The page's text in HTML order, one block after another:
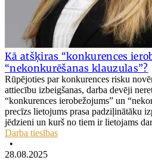
Kā atšķiras “konkurences
“nekonkurēšanas klauzulas”?
Rūpējoties par konkurences risku
attiecību izbeigšanas, darba devēji
“konkurences ierobežojums” un
precīzs lietojums prasa padziļinātāku
jēdzieni un kurš no tiem ir lietojams
Darba tiesības
•
28.08.2025